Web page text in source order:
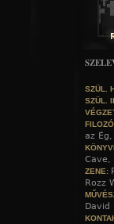
SZÜL.
SZÜL.
az
Cave,
ZENE:
Rozz
David